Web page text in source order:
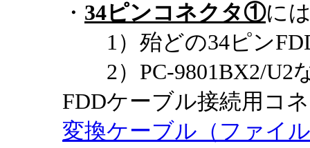
・ 34ピンコネクタ①に
1）殆どの34ピン
2）PC-9801BX2/U2
FDDケーブル接続用コ
変換ケーブル（ファイ